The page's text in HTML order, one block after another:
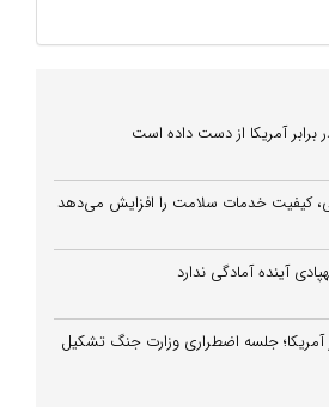
برابر آمریکا از دست داده است
کیفیت خدمات سلامت را افزایش می‌دهد
آینده آمادگی ندارد
جلسه اضطراری وزارت جنگ تشکیل